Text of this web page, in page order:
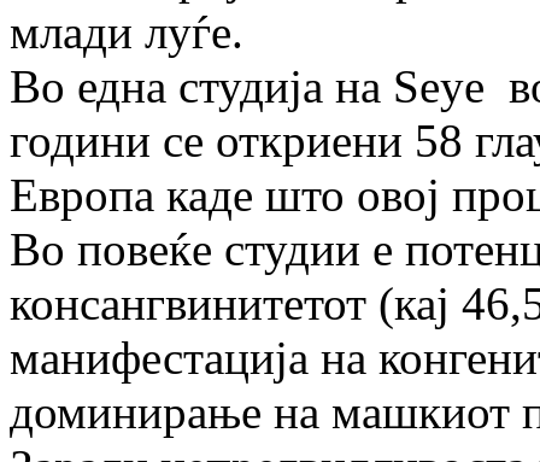
млади луѓе.
Во една студија на Seye
години се откриени 58
Европа каде што овој
Во повеќе студии е
консангвинитетот (кај
манифестација на
доминирање на машкиот